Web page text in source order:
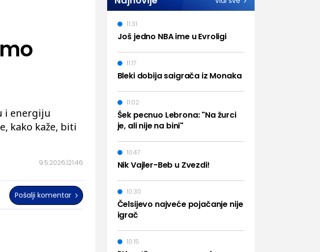
9.5.2026. 21:46
i energiju
kako kaže, biti
Pošalji komentar
Još jedno NBA ime u Evroligi
11:31
Bleki dobija saigrača iz Monaka
11:17
Šek pecnuo Lebrona: "Na žurci
je, ali nije na bini"
11:02
Nik Vajler-Beb u Zvezdi!
10:47
Čelsijevo najveće pojačanje nije
igrač
10:30
10:15